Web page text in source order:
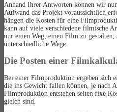
Anhand Ihrer Antworten können wir
Aufwand das Projekt voraussichtlich
hängen die Kosten für eine
kann auf viele verschiedene filmische
nur einen Weg, einen Film zu
unterschiedliche Wege.
Die Posten einer
Bei einer Filmproduktion ergeben sich
die ins Gewicht fallen können, je nach
Filmproduktion entstehen selten fixe
gleich sind.